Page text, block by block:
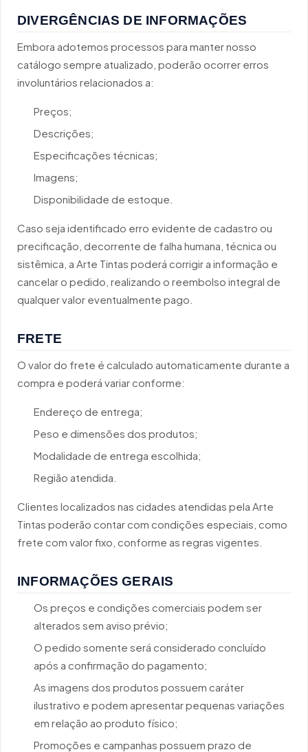
DIVERGÊNCIAS DE INFORMAÇÕES
Embora adotemos processos para manter nosso
catálogo sempre atualizado, poderão ocorrer erros
involuntários relacionados a:
Preços;
Descrições;
Especificações técnicas;
Imagens;
Disponibilidade de estoque.
Caso seja identificado erro evidente de cadastro ou
precificação, decorrente de falha humana, técnica ou
sistêmica, a Arte Tintas poderá corrigir a informação e
cancelar o pedido, realizando o reembolso integral de
qualquer valor eventualmente pago.
FRETE
O valor do frete é calculado automaticamente durante a
compra e poderá variar conforme:
Endereço de entrega;
Peso e dimensões dos produtos;
Modalidade de entrega escolhida;
Região atendida.
Clientes localizados nas cidades atendidas pela Arte
Tintas poderão contar com condições especiais, como
frete com valor fixo, conforme as regras vigentes.
INFORMAÇÕES GERAIS
Os preços e condições comerciais podem ser
alterados sem aviso prévio;
O pedido somente será considerado concluído
após a confirmação do pagamento;
As imagens dos produtos possuem caráter
ilustrativo e podem apresentar pequenas variações
em relação ao produto físico;
Promoções e campanhas possuem prazo de